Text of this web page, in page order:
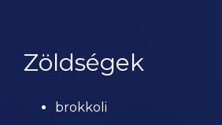
Zöldségek
brokkoli